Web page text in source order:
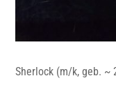
Sherlock (m/k, geb. ~